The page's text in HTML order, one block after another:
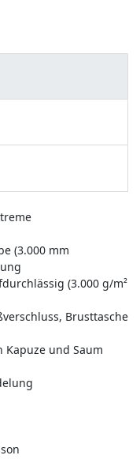
(3.000 mm
(3.000 g/m²
Brusttasche
Kapuze und Saum